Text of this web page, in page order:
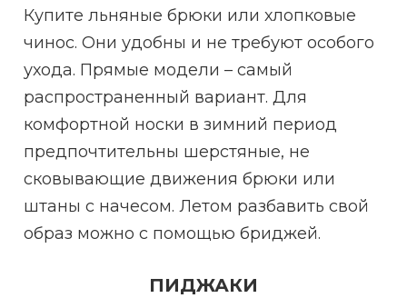
Купите льняные брюки или хлопковые
чинос. Они удобны и не требуют особого
ухода. Прямые модели – самый
распространенный вариант. Для
комфортной носки в зимний период
предпочтительны шерстяные, не
сковывающие движения брюки или
штаны с начесом. Летом разбавить свой
образ можно с помощью бриджей.
ПИДЖАКИ